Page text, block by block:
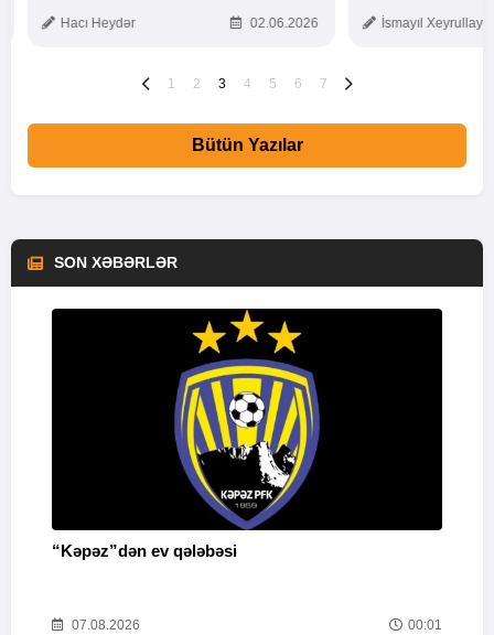
Hacı Heydər 02.06.2026 İsmayıl
1 2 3 4 5 6 7
Bütün Yazılar
SON XƏBƏRLƏR
“Kəpəz”dən ev qələbəsi
07.08.2026 00:01